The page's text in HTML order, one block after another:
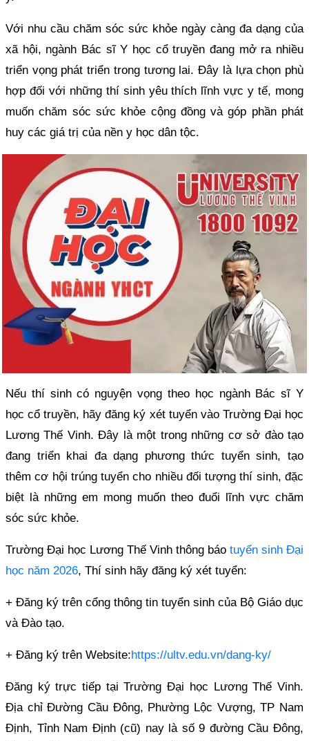
Với nhu cầu chăm sóc sức khỏe ngày càng đa dạng của
xã hội, ngành Bác sĩ Y học cổ truyền đang mở ra nhiều
triển vọng phát triển trong tương lai. Đây là lựa chọn phù
hợp đối với những thí sinh yêu thích lĩnh vực y tế, mong
muốn chăm sóc sức khỏe cộng đồng và góp phần phát
huy các giá trị của nền y học dân tộc.
Nếu thí sinh có nguyện vọng theo học ngành Bác sĩ Y
học cổ truyền, hãy đăng ký xét tuyển vào Trường Đại học
Lương Thế Vinh. Đây là một trong những cơ sở đào tạo
đang triển khai đa dạng phương thức tuyển sinh, tạo
thêm cơ hội trúng tuyển cho nhiều đối tượng thí sinh, đặc
biệt là những em mong muốn theo đuổi lĩnh vực chăm
sóc sức khỏe.
Trường Đại học Lương Thế Vinh thông báo tuyển sinh Đại
học năm 2026, Thí sinh hãy đăng ký xét tuyển:
+ Đăng ký trên cổng thông tin tuyển sinh của Bộ Giáo dục
và Đào tạo.
+ Đăng ký trên Website:https://ultv.edu.vn/dang-ky/
Đăng ký trực tiếp tại Trường Đại học Lương Thế Vinh.
Địa chỉ Đường Cầu Đông, Phường Lộc Vượng, TP Nam
Định, Tỉnh Nam Định (cũ) nay là số 9 đường Cầu Đông,